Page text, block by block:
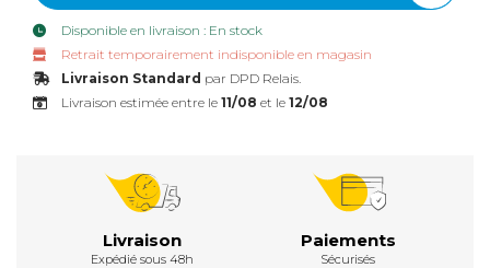
Disponible en livraison : En stock
Retrait temporairement indisponible en magasin
Livraison Standard par DPD Relais.
Livraison estimée entre le 11/08 et le 12/08
Livraison
Expédié sous 48h
Paiements
Sécurisés